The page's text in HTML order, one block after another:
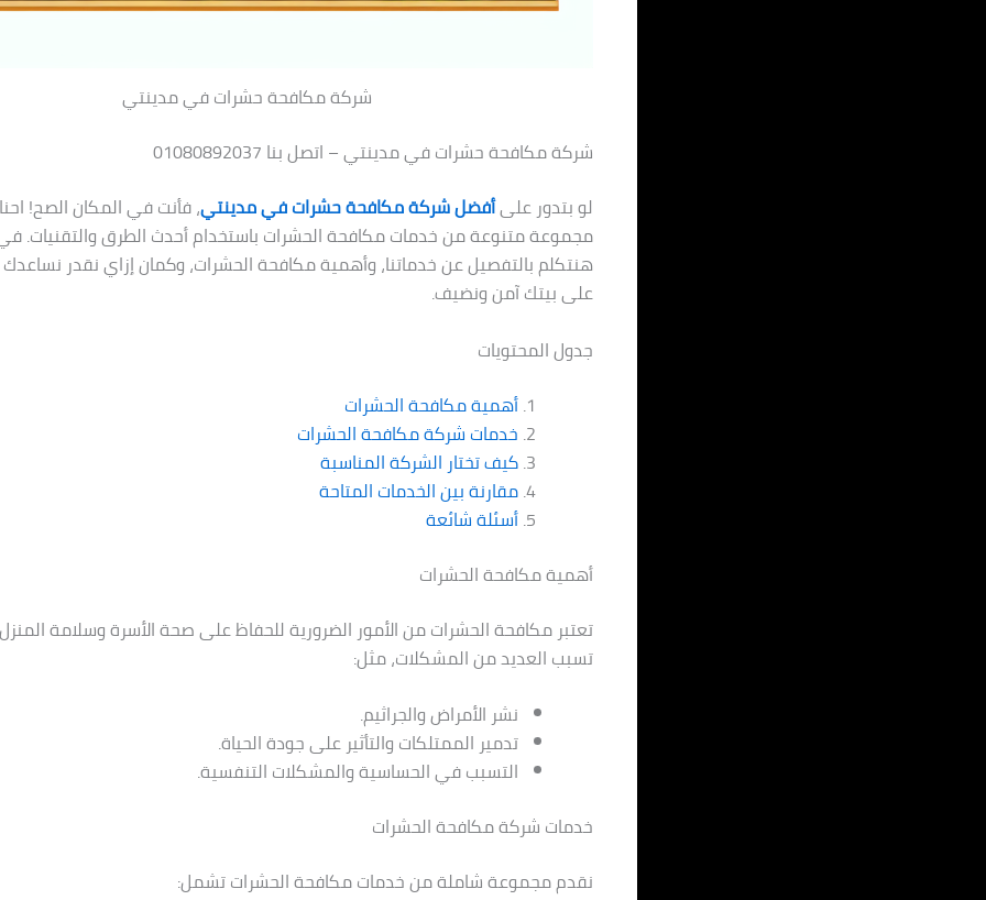
شركة مكافحة حشرات في مدينتي
شركة مكافحة حشرات في مدينتي – اتصل بنا 01080892037
لو بتدور علىأفضل شركة مكافحة حشرات في مدينتي، فأنت في المكان الصح!
مجموعة متنوعة من خدمات مكافحة الحشرات باستخدام أحدث الطرق والتقنيات.
هنتكلم بالتفصيل عن خدماتنا، وأهمية مكافحة الحشرات، وكمان إزاي نقدر
على بيتك آمن ونضيف.
جدول المحتويات
أهمية مكافحة الحشرات
خدمات شركة مكافحة الحشرات
كيف تختار الشركة المناسبة
مقارنة بين الخدمات المتاحة
أسئلة شائعة
أهمية مكافحة الحشرات
تعتبر مكافحة الحشرات من الأمور الضرورية للحفاظ على صحة الأسرة وسلامة
تسبب العديد من المشكلات، مثل:
نشر الأمراض والجراثيم.
تدمير الممتلكات والتأثير على جودة الحياة.
التسبب في الحساسية والمشكلات التنفسية.
خدمات شركة مكافحة الحشرات
نقدم مجموعة شاملة من خدمات مكافحة الحشرات تشمل: